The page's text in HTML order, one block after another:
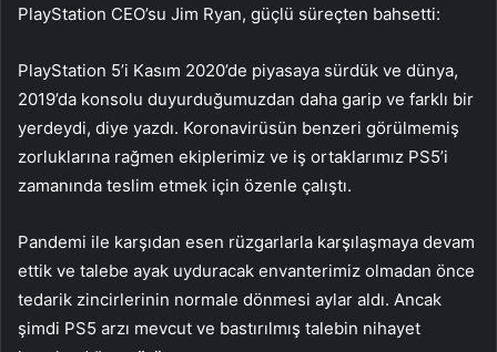
PlayStation CEO’su Jim Ryan, güçlü süreçten bahsetti:
PlayStation 5’i Kasım 2020’de piyasaya sürdük ve dünya,
2019’da konsolu duyurduğumuzdan daha garip ve farklı bir
yerdeydi, diye yazdı. Koronavirüsün benzeri görülmemiş
zorluklarına rağmen ekiplerimiz ve iş ortaklarımız PS5’i
zamanında teslim etmek için özenle çalıştı.
Pandemi ile karşıdan esen rüzgarlarla karşılaşmaya devam
ettik ve talebe ayak uyduracak envanterimiz olmadan önce
tedarik zincirlerinin normale dönmesi aylar aldı. Ancak
şimdi PS5 arzı mevcut ve bastırılmış talebin nihayet